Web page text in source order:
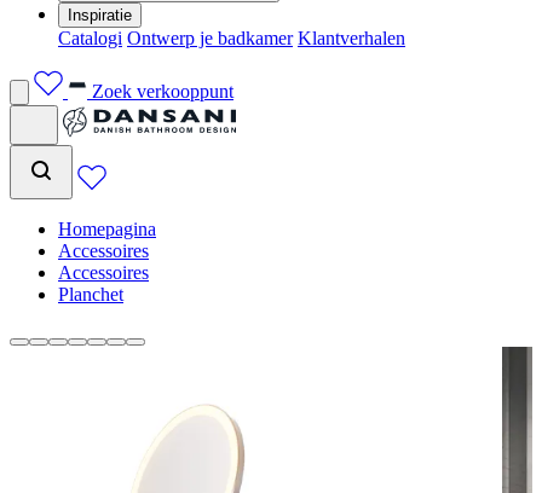
Inspiratie
Catalogi Ontwerp je badkamer Klantverhalen
Zoek verkooppunt
Homepagina
Accessoires
Accessoires
Planchet